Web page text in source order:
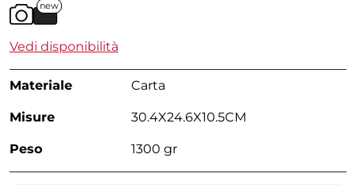
new
Vedi disponibilità
Materiale Carta
Misure 30.4X24.6X10.5CM
Peso 1300 gr